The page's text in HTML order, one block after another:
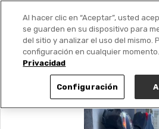
Al hacer clic en “Aceptar”, usted
se guarden en su dispositivo para
del sitio y analizar el uso del mismo.
configuración en cualquier momento.
Privacidad
Configuración